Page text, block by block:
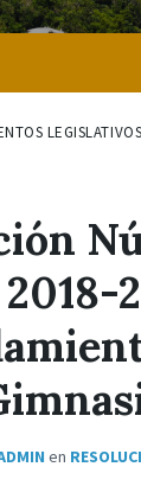
LEGISLATIVOS
en